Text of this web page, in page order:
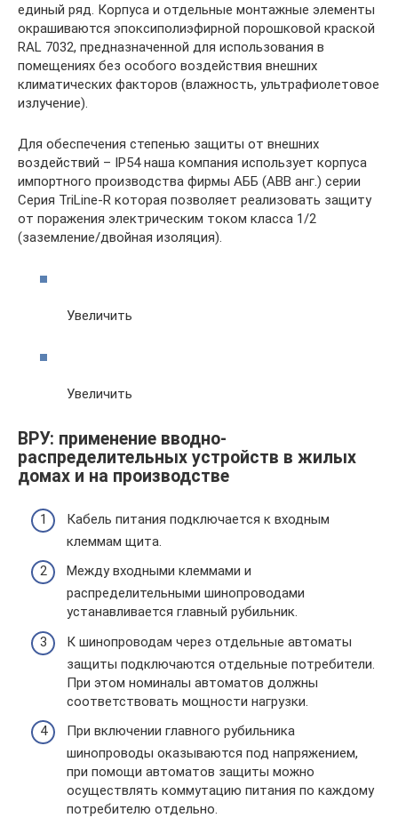
единый ряд. Корпуса и отдельные монтажные элементы
окрашиваются эпоксиполиэфирной порошковой краской
RAL 7032, предназначенной для использования в
помещениях без особого воздействия внешних
климатических факторов (влажность, ультрафиолетовое
излучение).
Для обеспечения степенью защиты от внешних
воздействий – IP54 наша компания использует корпуса
импортного производства фирмы АББ (ABB анг.) серии
Серия TriLine-R которая позволяет реализовать защиту
от поражения электрическим током класса 1/2
(заземление/двойная изоляция).
Увеличить
Увеличить
ВРУ: применение вводно-
распределительных устройств в жилых
домах и на производстве
Кабель питания подключается к входным
клеммам щита.
Между входными клеммами и
распределительными шинопроводами
устанавливается главный рубильник.
К шинопроводам через отдельные автоматы
защиты подключаются отдельные потребители.
При этом номиналы автоматов должны
соответствовать мощности нагрузки.
При включении главного рубильника
шинопроводы оказываются под напряжением,
при помощи автоматов защиты можно
осуществлять коммутацию питания по каждому
потребителю отдельно.